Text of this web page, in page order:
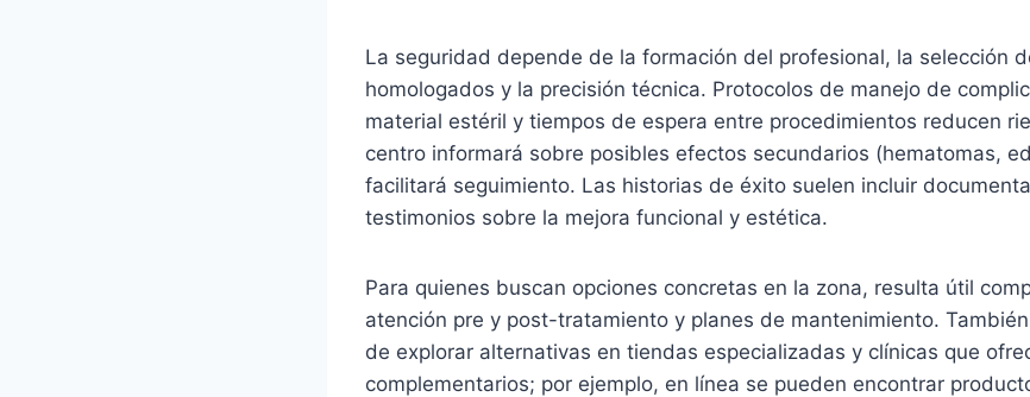
La seguridad depende de la formación del profesional, la selección
homologados y la precisión técnica. Protocolos de manejo de
material estéril y tiempos de espera entre procedimientos reducen
centro informará sobre posibles efectos secundarios (hematomas,
facilitará seguimiento. Las historias de éxito suelen incluir
testimonios sobre la mejora funcional y estética.
Para quienes buscan opciones concretas en la zona, resulta útil
atención pre y post-tratamiento y planes de mantenimiento.
de explorar alternativas en tiendas especializadas y clínicas que
complementarios; por ejemplo, en línea se pueden encontrar